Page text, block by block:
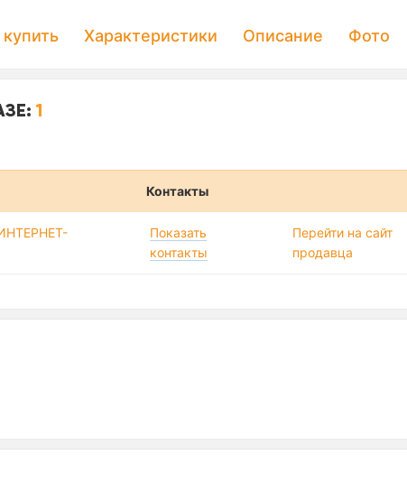
Характеристики Описание Фото
1
Контакты
Показать
контакты
Перейти на сайт
продавца